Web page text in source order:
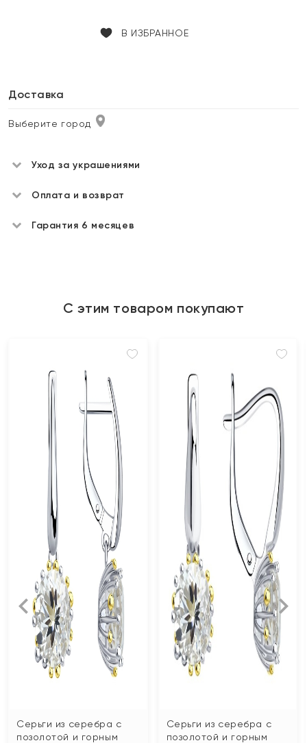
В ИЗБРАННОЕ
Доставка
Выберите город
Уход за украшениями
Оплата и возврат
Гарантия 6 месяцев
С этим товаром покупают
Серьги из серебра с
позолотой и горным
Серьги из серебра с
позолотой и горным